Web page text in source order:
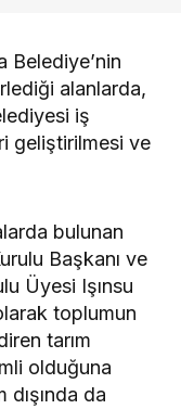
Belediye’nin
alanlarda,
iş
geliştirilmesi ve
bulunan
Başkanı ve
Üyesi Işınsu
toplumun
tarım
olduğuna
dışında da